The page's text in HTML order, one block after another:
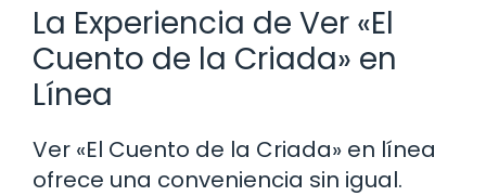
La Experiencia de Ver «El
Cuento de la Criada» en
Línea
Ver «El Cuento de la Criada» en línea
ofrece una conveniencia sin igual.